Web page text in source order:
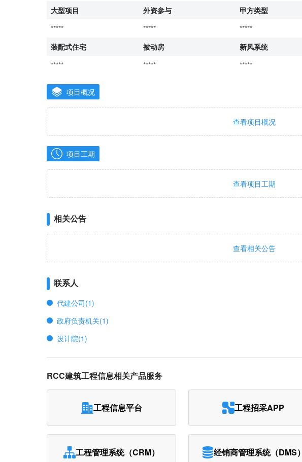
大型项目
外资参与 甲方类型
*****
***** *****
装配式住宅
被动房 新风系统
*****
***** *****
项目概况
查看项目概况
项目工期
查看项目工期
相关公告
查看相关公告
联系人
代建公司(1)
政府负责机关(1)
设计院(1)
RCC建筑工程信息相关产品服务
工程信息平台 工程招采APP
工程管理系统（CRM） 经销商管理系统（DMS）